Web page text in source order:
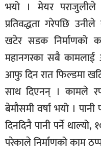
भयो । मेयर पराजुलीले
प्रतिवद्धता गरेपछि
खटेर सडक निर्माणको
महानगरका सबै कामलाई
आफु दिन रात फिल्डमा
साथ दिएनन् । कामले
बेमौसमी वर्षा भयो ।
दिनदिनै पानी पर्ने थाल्यो,
परेकाले निर्माणको काम